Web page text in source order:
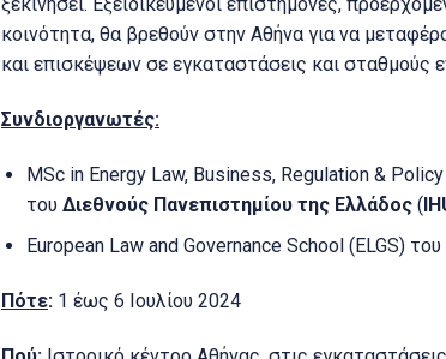
κοινότητα, θα βρεθούν στην Αθήνα για να
και επισκέψεων σε εγκαταστάσεις και σταθμούς
Συνδιοργανωτές:
ΜSc in Energy Law, Business, Regulation &
του Διεθνούς Πανεπιστημίου της Ελλάδος(
European Law and Governance School (ELGS) του
Πότε: 1 έως 6 Ιουλίου 2024